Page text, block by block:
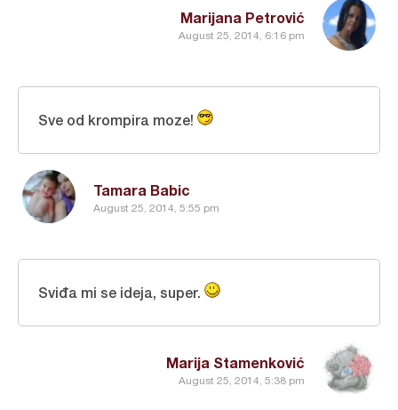
Marijana Petrović
August 25, 2014, 6:16 pm
Tamara Babic
August 25, 2014, 5:55 pm
Sve od krompira moze!
Marija Stamenković
August 25, 2014, 5:38 pm
Sviđa mi se ideja, super.